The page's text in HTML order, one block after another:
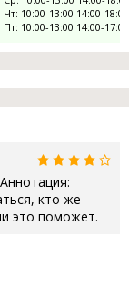
Чт: 10:00-13:00 14:00-18:00
Пт: 10:00-13:00 14:00-17:00
кто же
это поможет.